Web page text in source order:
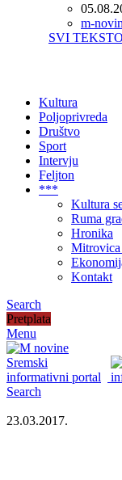
Author
m-
SVI
Kultura
Poljoprivreda
Društvo
Sport
Intervju
Feljton
***
Kultura
Ruma
Hronika
Mitrovica
Kontakt
Search
Pretplata
Menu
Search
23.03.2017.